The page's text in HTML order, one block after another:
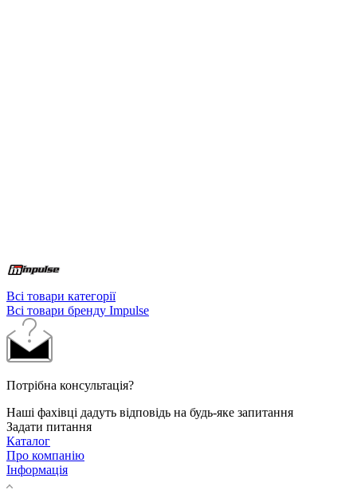
Всі товари категорії
Всі товари бренду Impulse
Потрібна консультація?
Наші фахівці дадуть відповідь на будь-яке запитання
Задати питання
Каталог
Про компанію
Інформація